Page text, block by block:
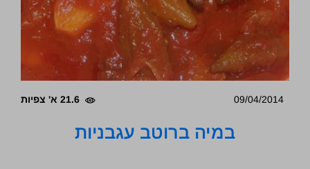
09/04/2014 21.6 א' צפיות
במיה ברוטב עגבניות